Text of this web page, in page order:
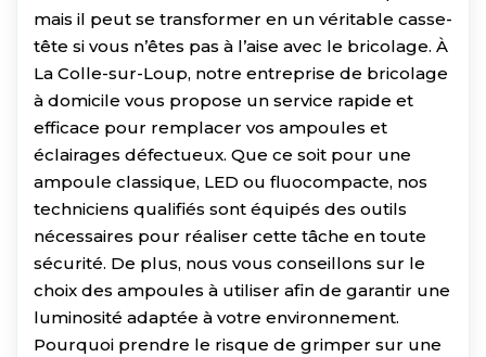
mais il peut se transformer en un véritable casse-
tête si vous n’êtes pas à l’aise avec le bricolage. À
La Colle-sur-Loup, notre entreprise de bricolage
à domicile vous propose un service rapide et
efficace pour remplacer vos ampoules et
éclairages défectueux. Que ce soit pour une
ampoule classique, LED ou fluocompacte, nos
techniciens qualifiés sont équipés des outils
nécessaires pour réaliser cette tâche en toute
sécurité. De plus, nous vous conseillons sur le
choix des ampoules à utiliser afin de garantir une
luminosité adaptée à votre environnement.
Pourquoi prendre le risque de grimper sur une